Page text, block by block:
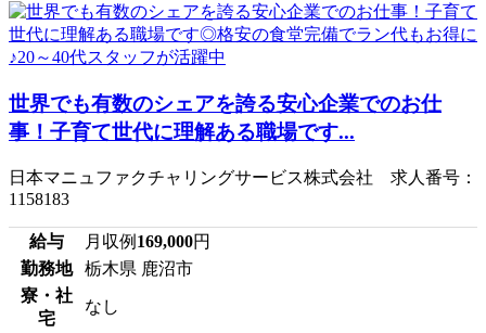
世界でも有数のシェアを誇る安心企業でのお仕
事！子育て世代に理解ある職場です...
日本マニュファクチャリングサービス株式会社 求人番号：
1158183
給与 月収例 169,000円
勤務地
栃木県 鹿沼市
寮・社
宅
なし